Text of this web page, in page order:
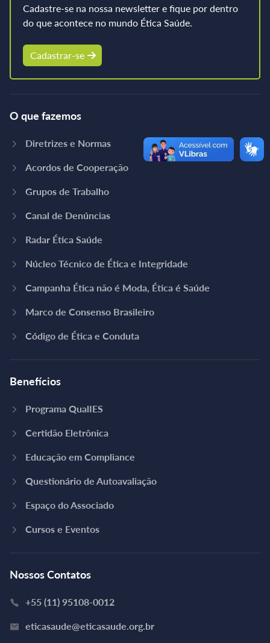
Cadastre-se na nossa newsletter e fique por dentro
do que acontece no mundo Ética Saúde.
Cadastrar-se
O que fazemos
Diretrizes e Normas
Acordos de Cooperação
Grupos de Trabalho
Canal de Denúncias
Radar Ética Saúde
Núcleo Técnico de Ética e Integridade
Campanha Ética não é Moda, Ética é Saúde
Marco de Consenso Brasileiro
Código de Ética e Conduta
Benefícios
Programa QualIES
Certidão Eletrônica
Educação em Compliance
Questionário de Autoavaliação
Espaço do Associado
Cursos e Eventos
Nossos Contatos
+55 (11) 95108-0012
eticasaude@eticasaude.org.br